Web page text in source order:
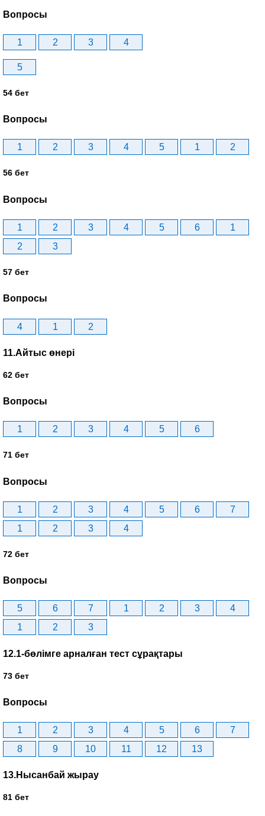
Вопросы
1 2 3 4
5
54 бет
Вопросы
1 2 3 4 5 1 2
56 бет
Вопросы
1 2 3 4 5 6
1
2
3
57 бет
Вопросы
4 1 2
11.Айтыс өнері
62 бет
Вопросы
1 2 3 4 5 6
71 бет
Вопросы
1 2 3 4 5 6
7
1
2 3 4
72 бет
Вопросы
5 6 7 1 2 3
4
1
2 3
12.1-бөлімге арналған тест сұрақтары
73 бет
Вопросы
1 2 3 4 5 6
7
8
9 10 11 12 13
13.Нысанбай жырау
81 бет